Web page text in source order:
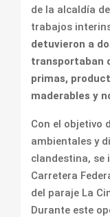
de la alcaldía
trabajos
detuvieron a
transportaban
primas,
maderables y
Con el objetivo
ambientales y
clandestina, se
Carretera
del paraje La
Durante este